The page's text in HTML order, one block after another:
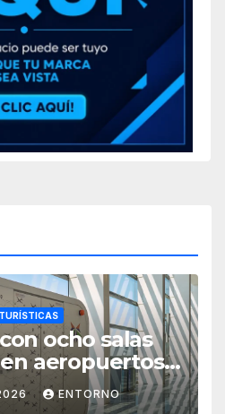
ocho salas
aeropuertos
ENTORNO